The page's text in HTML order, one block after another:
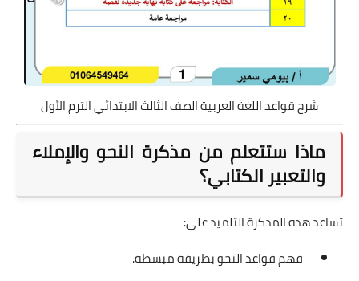
شرح قواعد اللغة العربية الصف الثالث الابتدائي الترم الأول
ماذا ستتعلم من مذكرة النحو والإملاء
والتعبير الكتابي؟
تساعد هذه المذكرة التلميذ على:
فهم قواعد النحو بطريقة مبسطة.